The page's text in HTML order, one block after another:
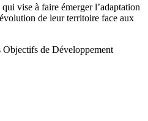
vise à faire émerger l’adaptation
de leur territoire face aux
Objectifs de Développement